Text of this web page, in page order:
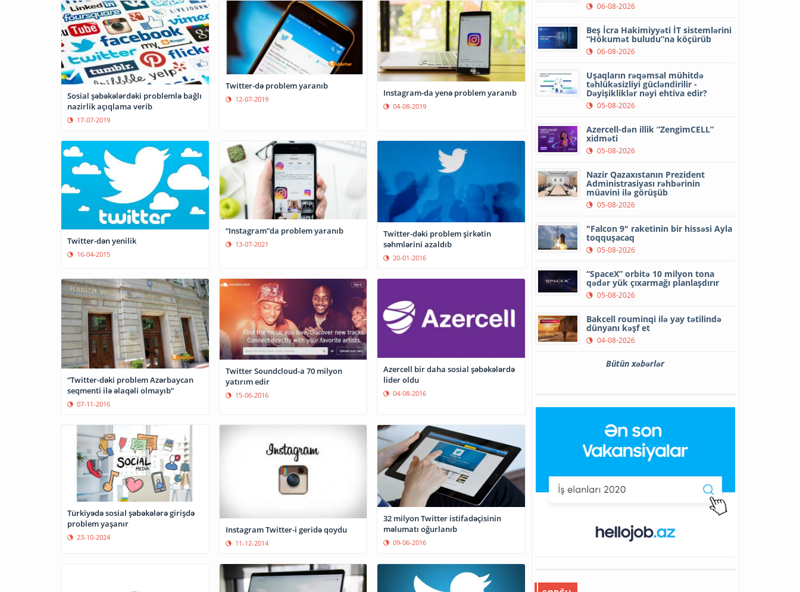
Sosial şəbəkələrdəki problemlə bağlı
nazirlik açıqlama verib
17-07-2019
Twitter-də problem yaranıb
12-07-2019
Instagram-da yenə problem yaranıb
04-08-2019
Twitter-dən yenilik
16-04-2015
“Instagram”da problem yaranıb
13-07-2021
Twitter-dəki problem şirkətin
səhmlərini azaldıb
20-01-2016
“Twitter-dəki problem Azərbaycan
seqmenti ilə əlaqəli olmayıb”
07-11-2016
Twitter Soundcloud-a 70 milyon
yatırım edir
15-06-2016
Azercell bir daha sosial şəbəkələrdə
lider oldu
04-08-2016
Türkiyədə sosial şəbəkələrə girişdə
problem yaşanır
23-10-2024
Instagram Twitter-i geridə qoydu
11-12-2014
32 milyon Twitter istifadəçisinin
məlumatı oğurlanıb
09-06-2016
06-08-2026
Beş İcra Hakimiyyəti İT sistemlərini
“Hökumət buludu”na köçürüb
06-08-2026
Uşaqların rəqəmsal mühitdə
təhlükəsizliyi gücləndirilir -
Dəyişikliklər nəyi ehtiva edir?
05-08-2026
Azercell-dən illik “ZengimCELL”
xidməti
05-08-2026
Nazir Qazaxıstanın Prezident
Administrasiyası rəhbərinin
müavini ilə görüşüb
05-08-2026
"Falcon 9" raketinin bir hissəsi Ayla
toqquşacaq
05-08-2026
“SpaceX” orbitə 10 milyon tona
qədər yük çıxarmağı planlaşdırır
05-08-2026
Bakcell rouminqi ilə yay tətilində
dünyanı kəşf et
04-08-2026
Bütün xəbərlər